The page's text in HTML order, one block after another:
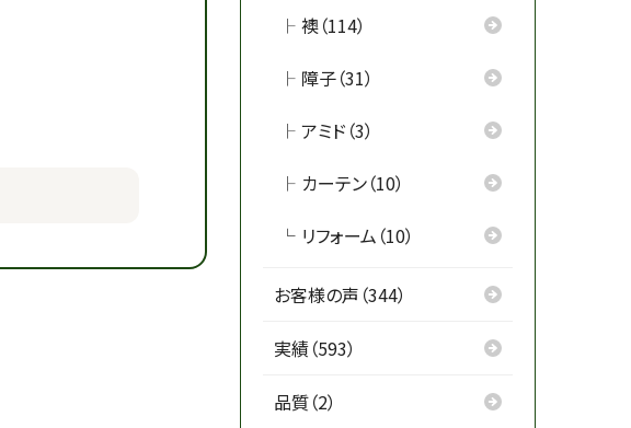
襖（114）
障子（31）
アミド（3）
カーテン（10）
リフォーム（10）
お客様の声（344）
実績（593）
品質（2）